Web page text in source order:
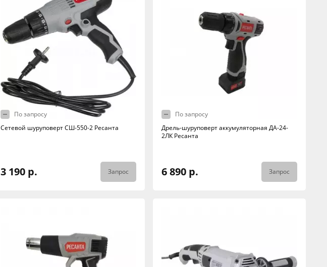
По запросу
Сетевой шуруповерт СШ-550-2 Ресанта
3 190 р. Запрос
По запросу
Дрель-шуруповерт аккумуляторная ДА-24-
2ЛК Ресанта
6 890 р. Запрос